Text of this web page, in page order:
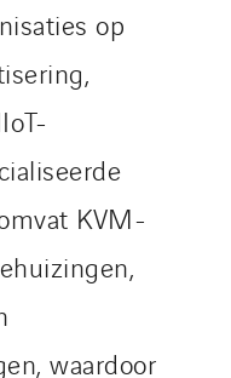
op
KVM-
waardoor